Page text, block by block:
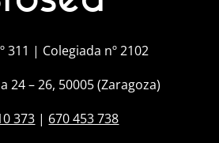
311 | Colegiada nº 2102
24 – 26, 50005 (Zaragoza)
373 | 670 453 738